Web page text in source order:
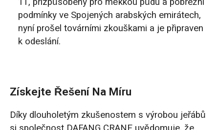
podmínky ve Spojených arabských emirátech,
nyní prošel továrními zkouškami a je připraven
k odeslání.
Získejte Řešení Na Míru
Díky dlouholetým zkušenostem s výrobou jeřábů